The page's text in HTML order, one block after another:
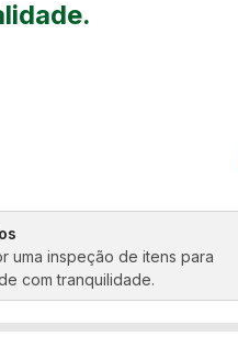
uma inspeção de itens para
com tranquilidade.